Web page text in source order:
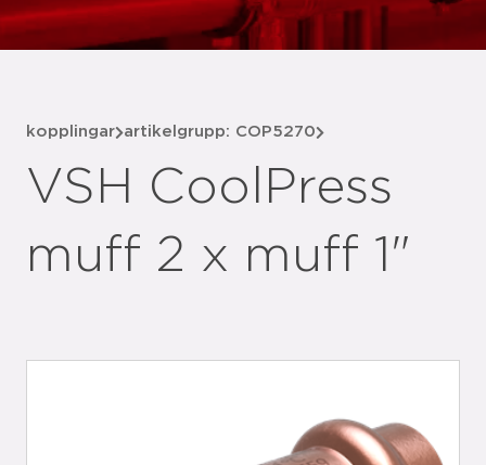
kopplingar artikelgrupp: COP5270
VSH CoolPress
muff 2 x muff 1"